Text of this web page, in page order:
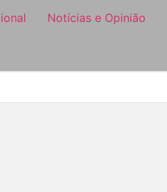
Notícias e Opinião